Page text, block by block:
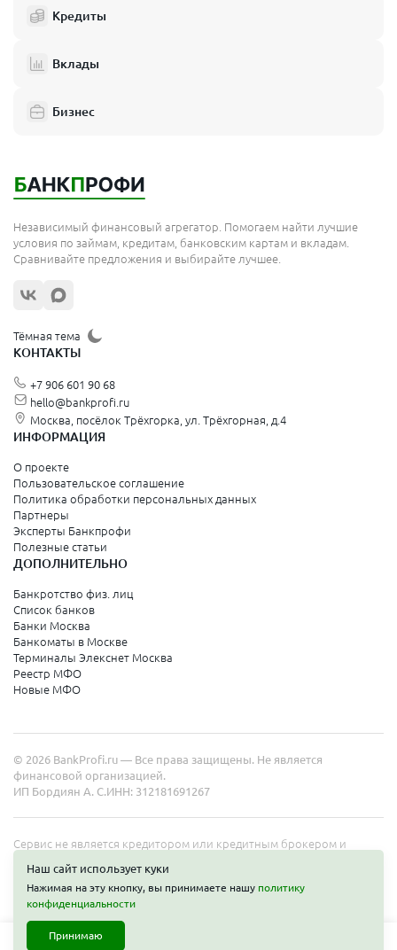
Электросталь
Реутов
Подольск
Королёв
Сергиев Посад
Орехово-Зуево
Щёлково
Видное
Зеленоград
Санкт-Петербург и Ленинградская область
Колпино
Санкт-Петербург
Краснодарский край
Армавир
Сочи
Анапа
Ейск
Свердловская область
Екатеринбург
Кредиты
Вклады
Бизнес
Независимый финансовый агрегатор. Помогаем найти лучшие
условия по займам, кредитам, банковским картам и вкладам.
Сравнивайте предложения и выбирайте лучшее.
Тёмная тема
КОНТАКТЫ
+7 906 601 90 68
hello@bankprofi.ru
Москва, посёлок Трёхгорка, ул. Трёхгорная, д.4
ИНФОРМАЦИЯ
О проекте
Пользовательское соглашение
Политика обработки персональных данных
Партнеры
Эксперты Банкпрофи
Полезные статьи
ДОПОЛНИТЕЛЬНО
Банкротство физ. лиц
Список банков
Банки Москва
Банкоматы в Москве
Терминалы Элекснет Москва
Реестр МФО
Новые МФО
© 2026 BankProfi.ru — Все права защищены. Не является
финансовой организацией.
ИП Бордиян А. С.ИНН: 312181691267
Сервис не является кредитором или кредитным брокером и
на сайте не является публичной офертой. Полные условия услуг
уточняйте на сайте организаций.
Наш сайт использует куки
Нажимая на эту кнопку, вы принимаете нашу политику
конфиденциальности
Принимаю